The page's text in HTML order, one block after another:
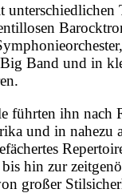
Band und in
führten ihn nach
und in nahezu
hin zur
großer